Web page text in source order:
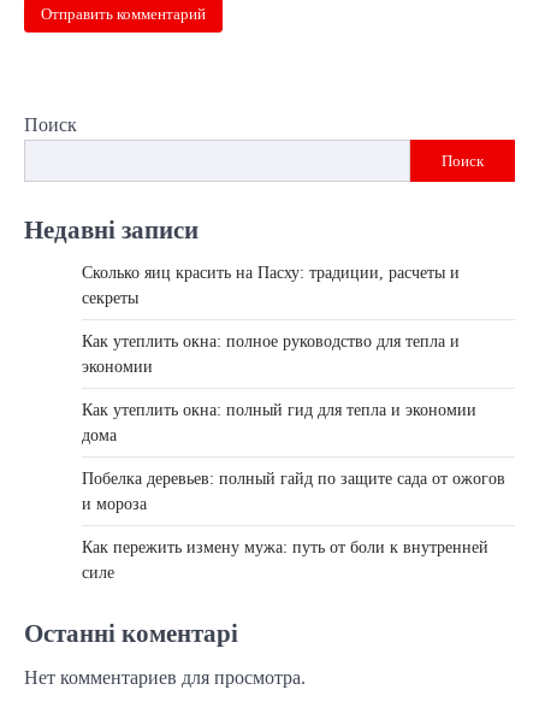
Поиск
Поиск
Недавні записи
Сколько яиц красить на Пасху: традиции, расчеты и
секреты
Как утеплить окна: полное руководство для тепла и
экономии
Как утеплить окна: полный гид для тепла и экономии
дома
Побелка деревьев: полный гайд по защите сада от ожогов
и мороза
Как пережить измену мужа: путь от боли к внутренней
силе
Останні коментарі
Нет комментариев для просмотра.